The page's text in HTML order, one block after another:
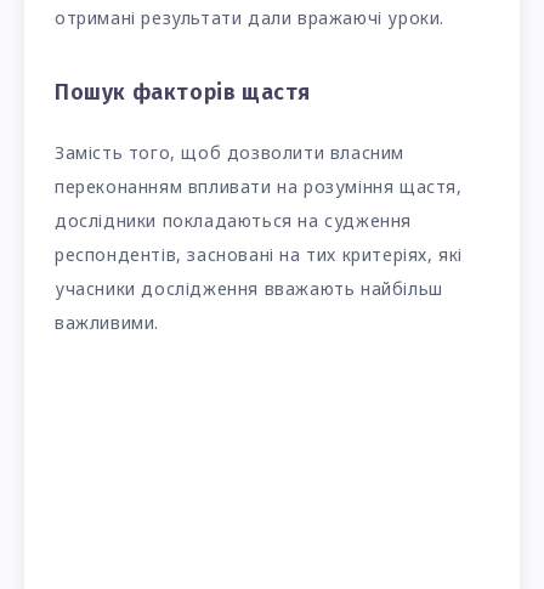
отримані результати дали вражаючі уроки.
Пошук факторів щастя
Замість того, щоб дозволити власним
переконанням впливати на розуміння щастя,
дослідники покладаються на судження
респондентів, засновані на тих критеріях, які
учасники дослідження вважають найбільш
важливими.